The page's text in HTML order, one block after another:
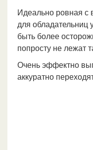
Идеально ровная с
для обладательниц
быть более
попросту не лежат
Очень эффектно
аккуратно